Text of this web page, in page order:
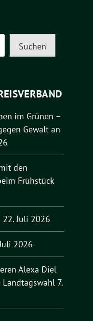
Suchen
im Grünen –
Gewalt an
den
Frühstück
22. Juli 2026
2026
Alexa Diel
Landtagswahl 7.